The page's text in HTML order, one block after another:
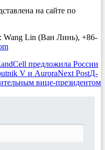
на сайте по
Lin (Ван Линь), +86-
предложила России
V и AuroraNext PostД-
вице-президентом